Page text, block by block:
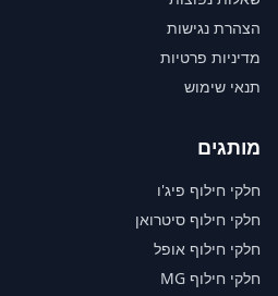
הצהרת נגישות
מדיניות פרטיות
תנאי שימוש
מותגים
חלקי חילוף פיג'ו
חלקי חילוף סיטרואן
חלקי חילוף אופל
חלקי חילוף MG